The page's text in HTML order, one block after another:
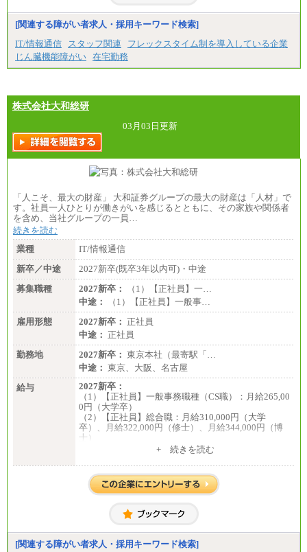
※試用期間中の条件変更：無
中途：
■正社員採用■
＜総合職＞
大学院博士 ： 月給345,700円～
高専・短大： 月給285,700円～
＜一般職＞
大学(学部・院)・高専（専攻科）： 月給253,100
円～
高専・短大： 月給248,100円～
※試用期間中の条件変更：無
[関連する障がい者求人・採用キーワード検索]
IT/情報通信
スタッフ関連
フレックスタイム制を導入している企業
じん臓機能障がい 在宅勤務
株式会社大和総研
03月03日更新
「人こそ、最大の財産」 大和証券グループの最大の財産は「人材」で
す。社員一人ひとりが働きがいを感じるとともに、その家族や関係者
を含め、当社グループの一員…
続きを読む
業種
IT/情報通信
新卒／中途
2027新卒(既卒3年以内可)・中途
募集職種
2027新卒：
（1）【正社員】一…
中途：
（1）【正社員】一般事…
雇用形態
2027新卒： 正社員
中途： 正社員
勤務地
2027新卒： 東京本社（最寄駅「…
中途： 東京、大阪、名古屋
給与
2027新卒：
（1）【正社員】一般事務職種（CS職）：月給265,00
0円（大学卒）
（2）【正社員】総合職：月給310,000円（大学
卒）、月給322,000円（修士）、月給344,000円（博
士）
いません。
※一般事務職種（CS職）の大学院修了者は大学卒の
金額を最低額とし、
たします。
下記は新卒採用の給与です。経験者採用の場合、下
記を再下限としてご経験に応じた金額となります。
+ 続きを読む
[関連する障がい者求人・採用キーワード検索]